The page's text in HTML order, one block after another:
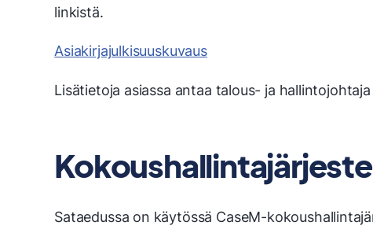
linkistä.
Asiakirjajulkisuuskuvaus
Lisätietoja asiassa antaa talous- ja hallintojohtaja
Sataedussa on käytössä CaseM-